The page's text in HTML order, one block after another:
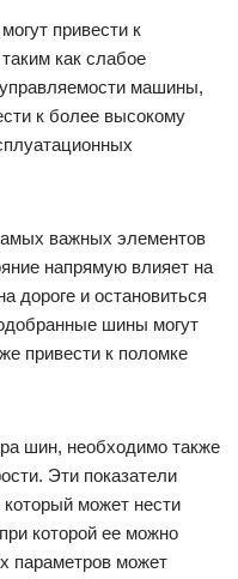
привести к
как слабое
машины,
к более высокому
важных элементов
напрямую влияет на
дороге и остановиться
шины могут
привести к поломке
шин, необходимо также
Эти показатели
может нести
которой ее можно
параметров может